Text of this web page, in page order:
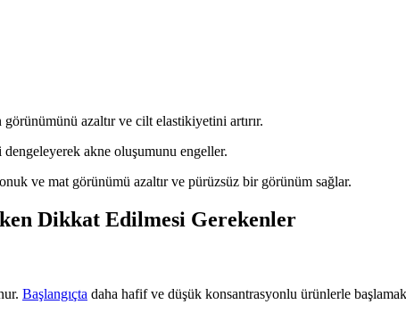
görünümünü azaltır ve cilt elastikiyetini artırır.
dengeleyerek akne oluşumunu engeller.
ve mat görünümü azaltır ve pürüzsüz bir görünüm sağlar.
Dikkat Edilmesi Gerekenler
Başlangıçta daha hafif ve düşük konsantrasyonlu ürünlerle